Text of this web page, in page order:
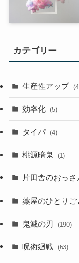
カテゴリー
生産性アップ
効率化 (5)
タイパ (4)
桃源暗鬼 (1)
片田舎のおっ
薬屋のひとりご
鬼滅の刃 (190)
呪術廻戦 (63)